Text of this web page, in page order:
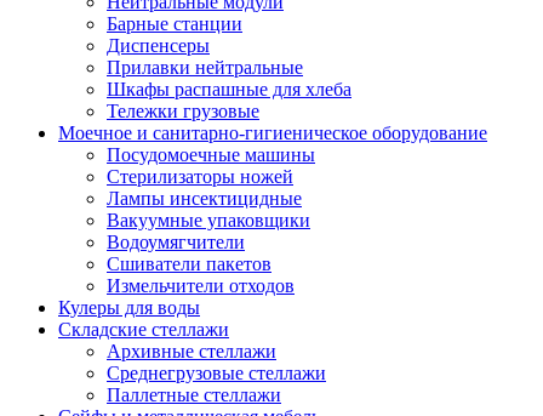
Барные станции
Диспенсеры
Прилавки нейтральные
Шкафы распашные для хлеба
Тележки грузовые
Моечное и санитарно-гигиеническое оборудование
Посудомоечные машины
Стерилизаторы ножей
Лампы инсектицидные
Вакуумные упаковщики
Водоумягчители
Сшиватели пакетов
Измельчители отходов
Кулеры для воды
Складские стеллажи
Архивные стеллажи
Среднегрузовые стеллажи
Паллетные стеллажи